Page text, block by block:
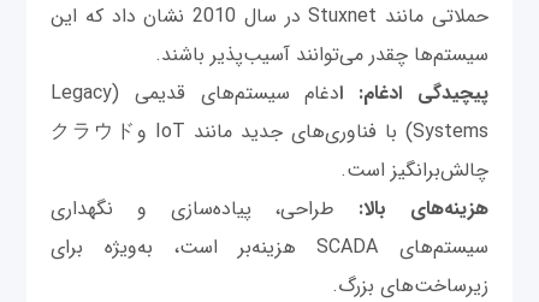
حملاتی مانند Stuxnet در سال 2010 نشان داد که این
سیستم‌ها چقدر می‌توانند آسیب‌پذیر باشند.
پیچیدگی ادغام: ا
دغام سیستم‌های قدیمی (Legacy
Systems) با فناوری‌های جدید مانند IoT وクラウド
چالش‌برانگیز است.
هزینه‌های بالا: طراحی، پیاده‌سازی و نگهداری
سیستم‌های SCADA هزینه‌بر است، به‌ویژه برای
زیرساخت‌های بزرگ.